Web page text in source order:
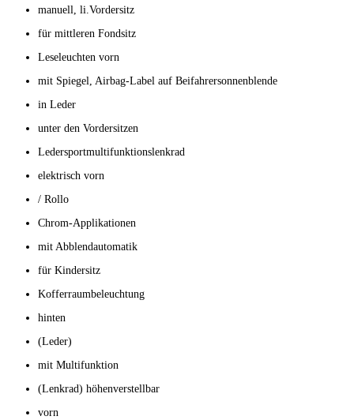
manuell, li.Vordersitz
für mittleren Fondsitz
Leseleuchten vorn
mit Spiegel, Airbag-Label auf Beifahrersonnenblende
in Leder
unter den Vordersitzen
Ledersportmultifunktionslenkrad
elektrisch vorn
/ Rollo
Chrom-Applikationen
mit Abblendautomatik
für Kindersitz
Kofferraumbeleuchtung
hinten
(Leder)
mit Multifunktion
(Lenkrad) höhenverstellbar
vorn